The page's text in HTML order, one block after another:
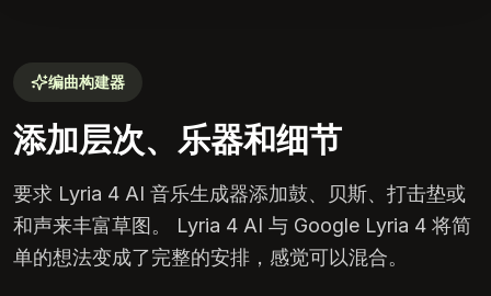
编曲构建器
添加层次、乐器和细节
要求 Lyria 4 AI 音乐生成器添加鼓、贝斯、打击垫或
和声来丰富草图。 Lyria 4 AI 与 Google Lyria 4 将简
单的想法变成了完整的安排，感觉可以混合。